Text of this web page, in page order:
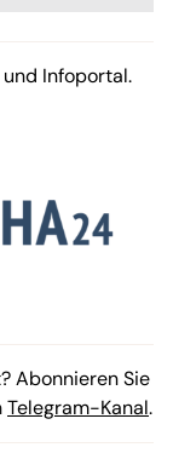
Infoportal.
Abonnieren Sie
Telegram-Kanal.